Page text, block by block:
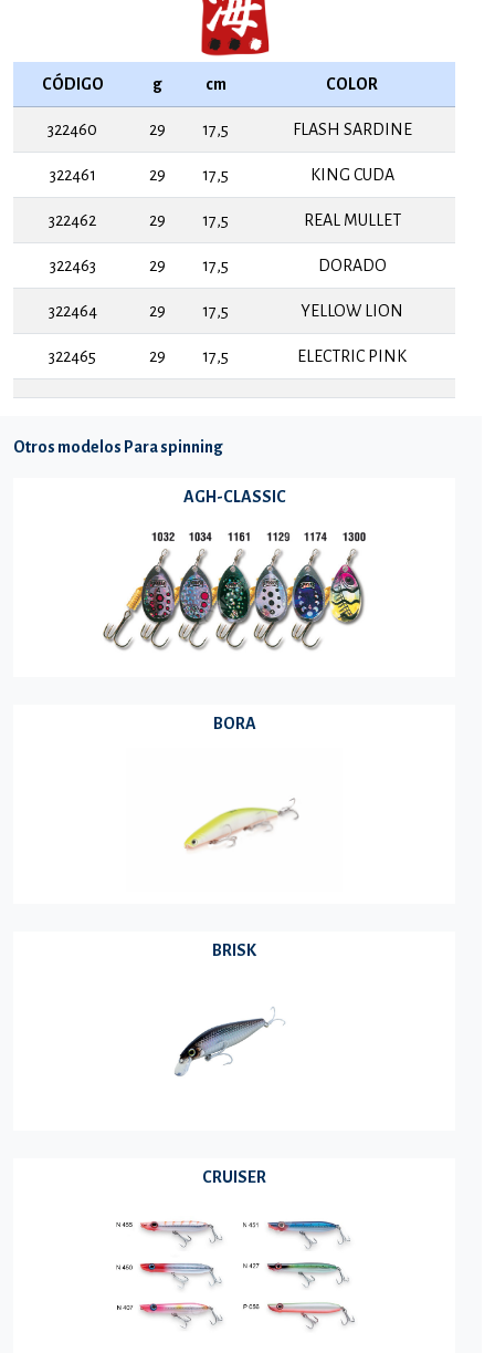
CÓDIGO g cm COLOR
322460 29 17,5 FLASH SARDINE
322461 29 17,5 KING CUDA
322462 29 17,5 REAL MULLET
322463 29 17,5 DORADO
322464 29 17,5 YELLOW LION
322465 29 17,5 ELECTRIC PINK
Otros modelos Para spinning
AGH-CLASSIC
BORA
BRISK
CRUISER